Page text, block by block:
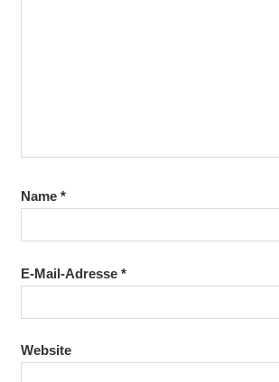
Name *
E-Mail-Adresse *
Website